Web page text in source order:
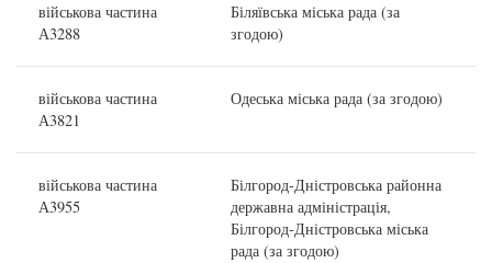
військова частина
А3288
Біляївська міська рада (за
згодою)
військова частина
А3821
Одеська міська рада (за згодою)
військова частина
А3955
Білгород-Дністровська районна
державна адміністрація,
Білгород-Дністровська міська
рада (за згодою)